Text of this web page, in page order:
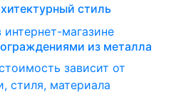
стиль
из металла